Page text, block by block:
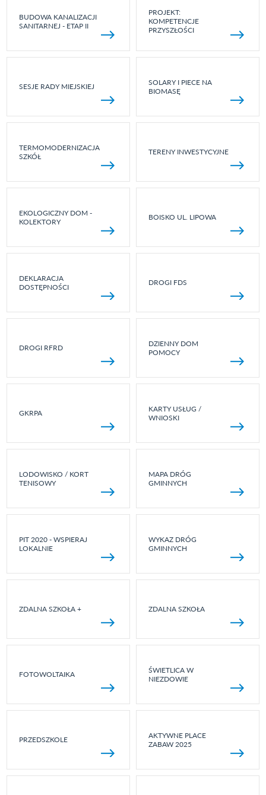
BUDOWA KANALIZACJI
SANITARNEJ - ETAP II
PROJEKT:
KOMPETENCJE
PRZYSZŁOŚCI
SESJE RADY MIEJSKIEJ
SOLARY I PIECE NA
BIOMASĘ
TERMOMODERNIZACJA
SZKÓŁ
TERENY INWESTYCYJNE
EKOLOGICZNY DOM -
KOLEKTORY
BOISKO UL. LIPOWA
DEKLARACJA
DOSTĘPNOŚCI
DROGI FDS
DROGI RFRD
DZIENNY DOM
POMOCY
GKRPA
KARTY USŁUG /
WNIOSKI
LODOWISKO / KORT
TENISOWY
MAPA DRÓG
GMINNYCH
PIT 2020 - WSPIERAJ
LOKALNIE
WYKAZ DRÓG
GMINNYCH
ZDALNA SZKOŁA + ZDALNA SZKOŁA
FOTOWOLTAIKA
ŚWIETLICA W
NIEZDOWIE
PRZEDSZKOLE
AKTYWNE PLACE
ZABAW 2025